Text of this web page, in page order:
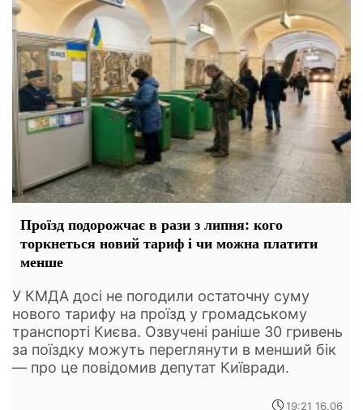
Проїзд подорожчає в рази з липня: кого
торкнеться новий тариф і чи можна платити
менше
У КМДА досі не погодили остаточну суму
нового тарифу на проїзд у громадському
транспорті Києва. Озвучені раніше 30 гривень
за поїздку можуть переглянути в менший бік
— про це повідомив депутат Київради.
19:21 16.06